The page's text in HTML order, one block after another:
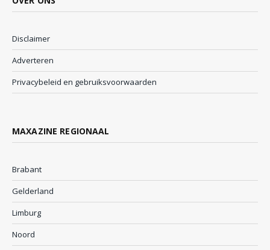
Disclaimer
Adverteren
Privacybeleid en gebruiksvoorwaarden
MAXAZINE REGIONAAL
Brabant
Gelderland
Limburg
Noord